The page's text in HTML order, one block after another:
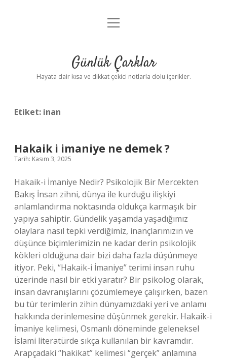
Anasayfa
Yasal Uyarı
menüyü
Günlük Çarklar
Hayata dair kısa ve dikkat çekici notlarla dolu içerikler.
Etiket: inan
Hakaik i imaniye ne demek ?
Tarih: Kasım 3, 2025
Hakaik-i İmaniye Nedir? Psikolojik Bir Mercekten
Bakış İnsan zihni, dünya ile kurduğu ilişkiyi
anlamlandırma noktasında oldukça karmaşık bir
yapıya sahiptir. Gündelik yaşamda yaşadığımız
olaylara nasıl tepki verdiğimiz, inançlarımızın ve
düşünce biçimlerimizin ne kadar derin psikolojik
kökleri olduğuna dair bizi daha fazla düşünmeye
itiyor. Peki, “Hakaik-i İmaniye” terimi insan ruhu
üzerinde nasıl bir etki yaratır? Bir psikolog olarak,
insan davranışlarını çözümlemeye çalışırken, bazen
bu tür terimlerin zihin dünyamızdaki yeri ve anlamı
hakkında derinlemesine düşünmek gerekir. Hakaik-i
İmaniye kelimesi, Osmanlı döneminde geleneksel
İslami literatürde sıkça kullanılan bir kavramdır.
Arapçadaki “hakikat” kelimesi “gerçek” anlamına